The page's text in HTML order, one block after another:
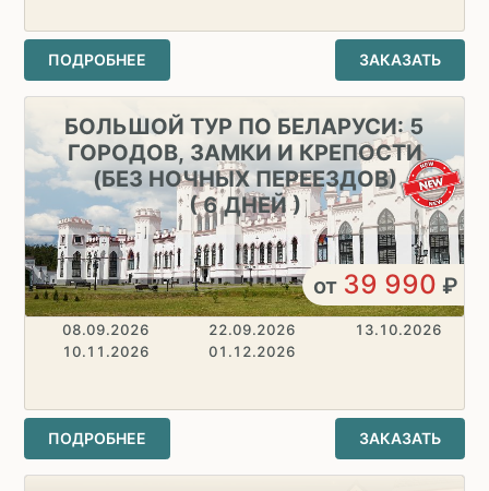
ПОДРОБНЕЕ ЗАКАЗАТЬ
БОЛЬШОЙ ТУР ПО БЕЛАРУСИ: 5
ГОРОДОВ, ЗАМКИ И КРЕПОСТИ
(БЕЗ НОЧНЫХ ПЕРЕЕЗДОВ)
( 6 ДНЕЙ )
от 39 990 ₽
08.09.2026 22.09.2026
13.10.2026
10.11.2026
01.12.2026
ПОДРОБНЕЕ ЗАКАЗАТЬ